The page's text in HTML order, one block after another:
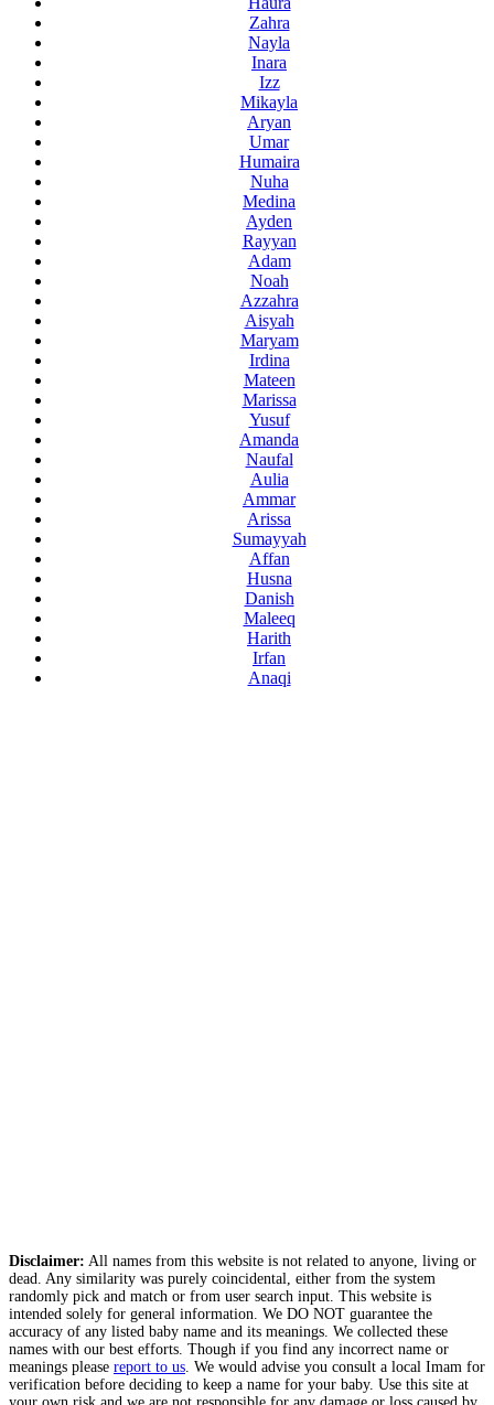
Zahra
Nayla
Inara
Izz
Mikayla
Aryan
Umar
Humaira
Nuha
Medina
Ayden
Rayyan
Adam
Noah
Azzahra
Aisyah
Maryam
Irdina
Mateen
Marissa
Yusuf
Amanda
Naufal
Aulia
Ammar
Arissa
Sumayyah
Affan
Husna
Danish
Maleeq
Harith
Irfan
Anaqi
Disclaimer: All names from this website is not related to anyone, living or
dead. Any similarity was purely coincidental, either from the system
randomly pick and match or from user search input. This website is
intended solely for general information. We DO NOT guarantee the
accuracy of any listed baby name and its meanings. We collected these
names with our best efforts. Though if you find any incorrect name or
meanings please report to us . We would advise you consult a local Imam for
verification before deciding to keep a name for your baby. Use this site at